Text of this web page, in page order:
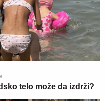
telo može da izdrži?